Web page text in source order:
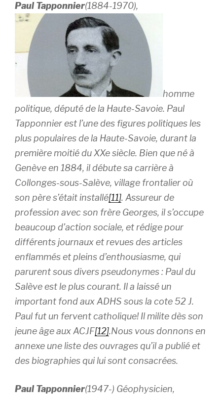
Paul Tapponnier(1884-1970),
homme
politique, député de la Haute-Savoie. Paul
Tapponnier est l’une des figures politiques les
plus populaires de la Haute-Savoie, durant la
première moitié du XXe siècle. Bien que né à
Genève en 1884, il débute sa carrière à
Collonges-sous-Salève, village frontalier où
son père s’était installé[11]. Assureur de
profession avec son frère Georges, il s’occupe
beaucoup d’action sociale, et rédige pour
différents journaux et revues des articles
enflammés et pleins d’enthousiasme, qui
parurent sous divers pseudonymes : Paul du
Salève est le plus courant. Il a laissé un
important fond aux ADHS sous la cote 52 J.
Paul fut un fervent catholique! Il milite dès son
jeune âge aux ACJF[12].Nous vous donnons en
annexe une liste des ouvrages qu’il a publié et
des biographies qui lui sont consacrées.
Paul Tapponnier(1947-) Géophysicien,